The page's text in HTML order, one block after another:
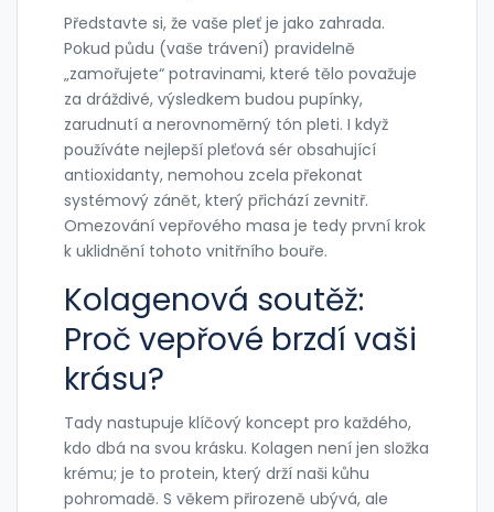
Představte si, že vaše pleť je jako zahrada.
Pokud půdu (vaše trávení) pravidelně
„zamořujete“ potravinami, které tělo považuje
za dráždivé, výsledkem budou pupínky,
zarudnutí a nerovnoměrný tón pleti. I když
používáte nejlepší pleťová sér obsahující
antioxidanty, nemohou zcela překonat
systémový zánět, který přichází zevnitř.
Omezování vepřového masa je tedy první krok
k uklidnění tohoto vnitřního bouře.
Kolagenová soutěž:
Proč vepřové brzdí vaši
krásu?
Tady nastupuje klíčový koncept pro každého,
kdo dbá na svou krásku. Kolagen není jen složka
krému; je to protein, který drží naši kůhu
pohromadě. S věkem přirozeně ubývá, ale